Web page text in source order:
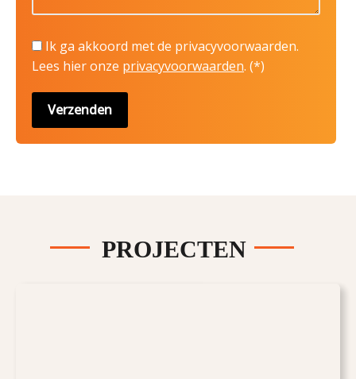
Ik ga akkoord met de privacyvoorwaarden.
Lees hier onze privacyvoorwaarden. (*)
PROJECTEN